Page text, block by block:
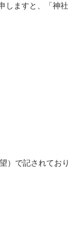
しますと、「神社
）で記されており